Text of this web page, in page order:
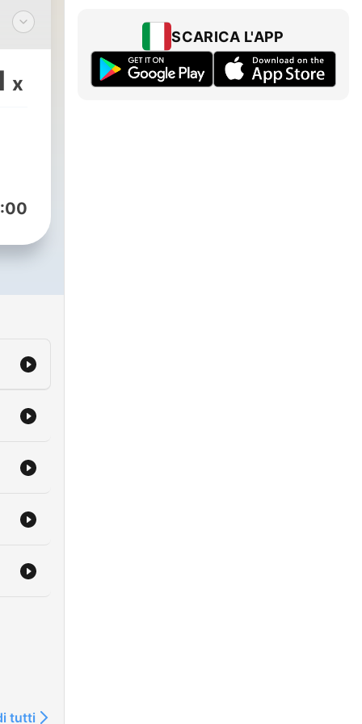
x
tutti
SCARICA L'APP